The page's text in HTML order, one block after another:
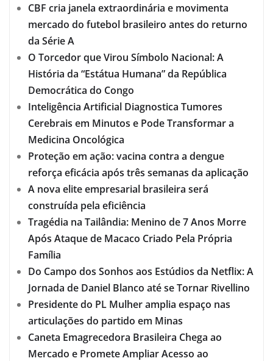
CBF cria janela extraordinária e movimenta
mercado do futebol brasileiro antes do returno
da Série A
O Torcedor que Virou Símbolo Nacional: A
História da “Estátua Humana” da República
Democrática do Congo
Inteligência Artificial Diagnostica Tumores
Cerebrais em Minutos e Pode Transformar a
Medicina Oncológica
Proteção em ação: vacina contra a dengue
reforça eficácia após três semanas da aplicação
A nova elite empresarial brasileira será
construída pela eficiência
Tragédia na Tailândia: Menino de 7 Anos Morre
Após Ataque de Macaco Criado Pela Própria
Família
Do Campo dos Sonhos aos Estúdios da Netflix: A
Jornada de Daniel Blanco até se Tornar Rivellino
Presidente do PL Mulher amplia espaço nas
articulações do partido em Minas
Caneta Emagrecedora Brasileira Chega ao
Mercado e Promete Ampliar Acesso ao